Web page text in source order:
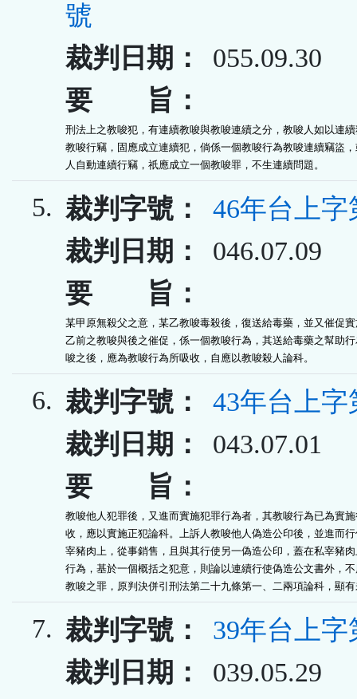
號
裁判日期：
055.09.30
要 旨：
刑法上之教唆犯，有連續教唆與教唆連續之分，教唆人如以連
教唆行竊，固應成立連續犯，倘係一個教唆行為教唆連續竊盜
人自動連續行竊，祇應成立一個教唆罪，不生連續問題。
5. 裁判字號：
46年台上字
裁判日期：
046.07.09
要 旨：
某甲原無殺父之意，某乙教唆毒殺後，復送給毒藥，並又催促
乙前之教唆與後之催促，係一個教唆行為，其送給毒藥之幫助
唆之後，應為教唆行為所吸收，自應以教唆殺人論科。
6. 裁判字號：
43年台上字
裁判日期：
043.07.01
要 旨：
教唆他人犯罪後，又進而實施犯罪行為者，其教唆行為已為實
收，應以實施正犯論科。上訴人教唆他人偽造公印後，並進而
宰豬肉上，從事銷售，且與其行使另一偽造公印，蓋在私宰豬
行為，基於一個概括之犯意，則論以連續行使偽造公文書外，
教唆之罪，原判決併引刑法第二十九條第一、二兩項論科，顯
7. 裁判字號：
39年台上字
裁判日期：
039.05.29